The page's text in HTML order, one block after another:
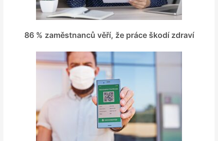
86 % zaměstnanců věří, že práce škodí zdraví